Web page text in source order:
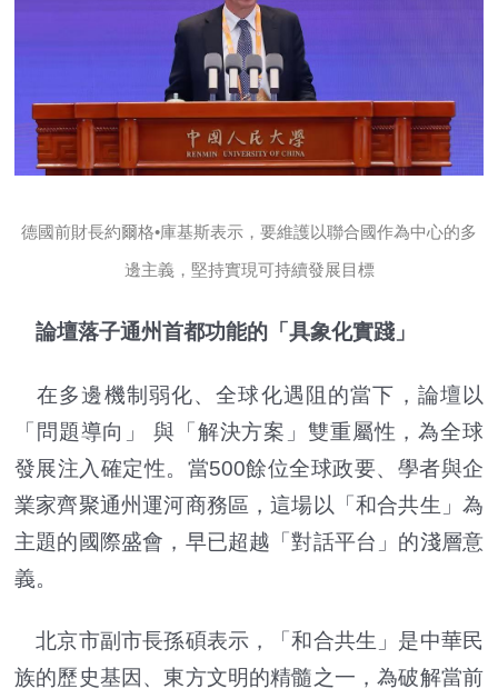
德國前財長約爾格•庫基斯表示，要維護以聯合國作為中心的多
邊主義，堅持實現可持續發展目標
論壇落子通州首都功能的「具象化實踐」
在多邊機制弱化、全球化遇阻的當下，論壇以
「問題導向」 與「解決方案」雙重屬性，為全球
發展注入確定性。當500餘位全球政要、學者與企
業家齊聚通州運河商務區，這場以「和合共生」為
主題的國際盛會，早已超越「對話平台」的淺層意
義。
北京市副市長孫碩表示，「和合共生」是中華民
族的歷史基因、東方文明的精髓之一，為破解當前